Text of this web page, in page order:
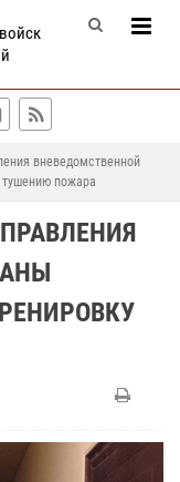
вневедомственной
тушению пожара